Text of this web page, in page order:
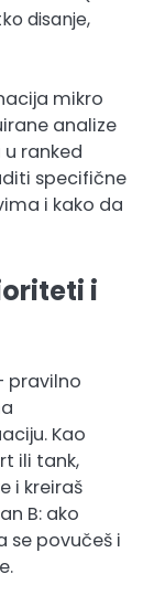
disanje,
mikro
analize
ranked
specifične
i kako da
i
pravilno
Kao
ili tank,
i kreiraš
B: ako
se povučeš i